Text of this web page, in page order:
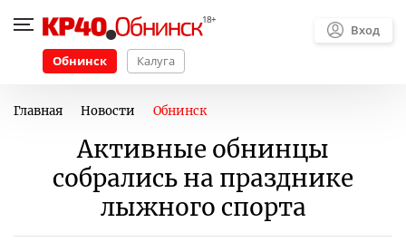
Обнинск Калуга
Вход
Главная Новости Обнинск
Активные обнинцы
собрались на празднике
лыжного спорта